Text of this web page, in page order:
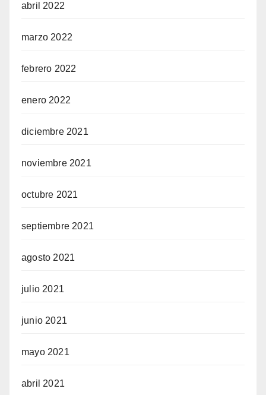
abril 2022
marzo 2022
febrero 2022
enero 2022
diciembre 2021
noviembre 2021
octubre 2021
septiembre 2021
agosto 2021
julio 2021
junio 2021
mayo 2021
abril 2021